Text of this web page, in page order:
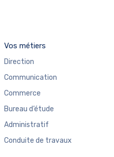
Vos métiers
Direction
Communication
Commerce
Bureau d’étude
Administratif
Conduite de travaux